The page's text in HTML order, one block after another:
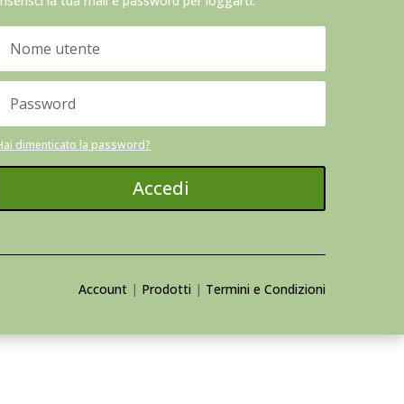
dimenticato la password?
Accedi
Account| Prodotti | Termini e Condizioni